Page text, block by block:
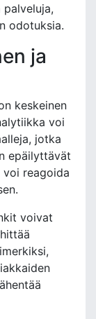
odotuksia.
ja
keskeinen
voi
jotka
epäilyttävät
reagoida
voivat